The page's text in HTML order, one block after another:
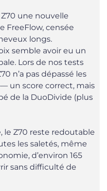
une nouvelle
FreeFlow, censée
longs.
semble avoir eu un
Lors de nos tests
n’a pas dépassé les
un score correct, mais
de la DuoDivide (plus
le Z70 reste redoutable
les saletés, même
d’environ 165
sans difficulté de